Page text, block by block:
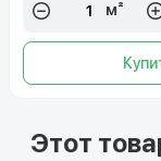
м²
Этот